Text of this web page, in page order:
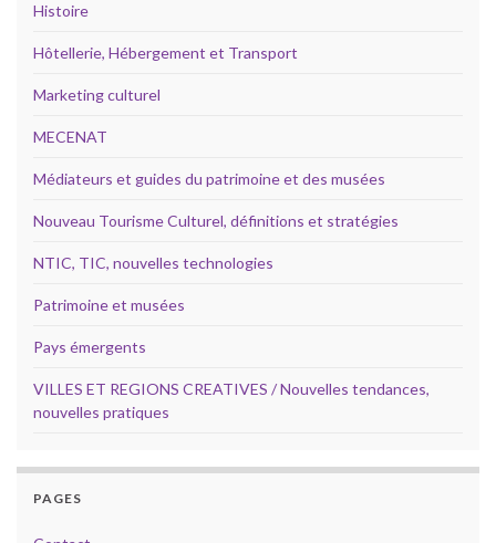
Histoire
Hôtellerie, Hébergement et Transport
Marketing culturel
MECENAT
Médiateurs et guides du patrimoine et des musées
Nouveau Tourisme Culturel, définitions et stratégies
NTIC, TIC, nouvelles technologies
Patrimoine et musées
Pays émergents
VILLES ET REGIONS CREATIVES / Nouvelles tendances,
nouvelles pratiques
PAGES